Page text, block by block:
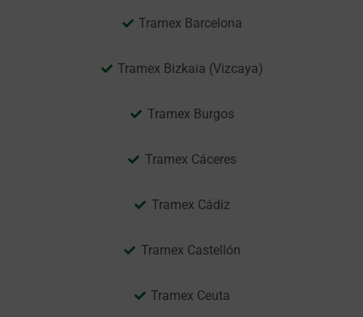
Tramex Barcelona
Tramex Bizkaia (Vizcaya)
Tramex Burgos
Tramex Cáceres
Tramex Cádiz
Tramex Castellón
Tramex Ceuta